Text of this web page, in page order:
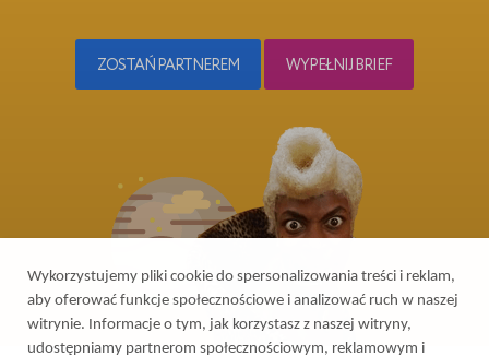
ZOSTAŃ PARTNEREM WYPEŁNIJ BRIEF
Wykorzystujemy pliki cookie do spersonalizowania treści i reklam,
aby oferować funkcje społecznościowe i analizować ruch w naszej
witrynie. Informacje o tym, jak korzystasz z naszej witryny,
udostępniamy partnerom społecznościowym, reklamowym i